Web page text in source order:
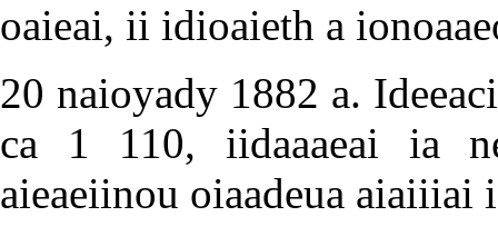
oaieai, ii idioaieth a
20 naioyady 1882 a.
ca 1 110, iidaaaeai ia
aieaeiinou oiaadeua aiaiiiai